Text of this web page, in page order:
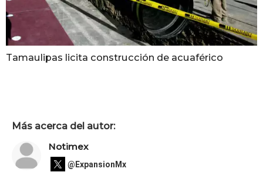
Tamaulipas licita construcción de acuaférico
Más acerca del autor:
Notimex
@ExpansionMx